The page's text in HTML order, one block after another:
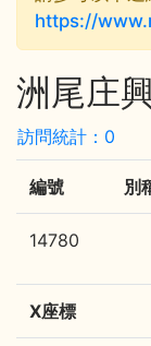
https://
洲尾庄
訪問統計：0
編號 別
14780
X座標